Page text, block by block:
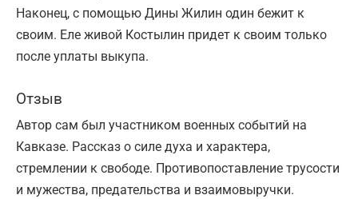
Наконец, с помощью Дины Жилин один бежит к
своим. Еле живой Костылин придет к своим только
после уплаты выкупа.
Отзыв
Автор сам был участником военных событий на
Кавказе. Рассказ о силе духа и характера,
стремлении к свободе. Противопоставление трусости
и мужества, предательства и взаимовыручки.